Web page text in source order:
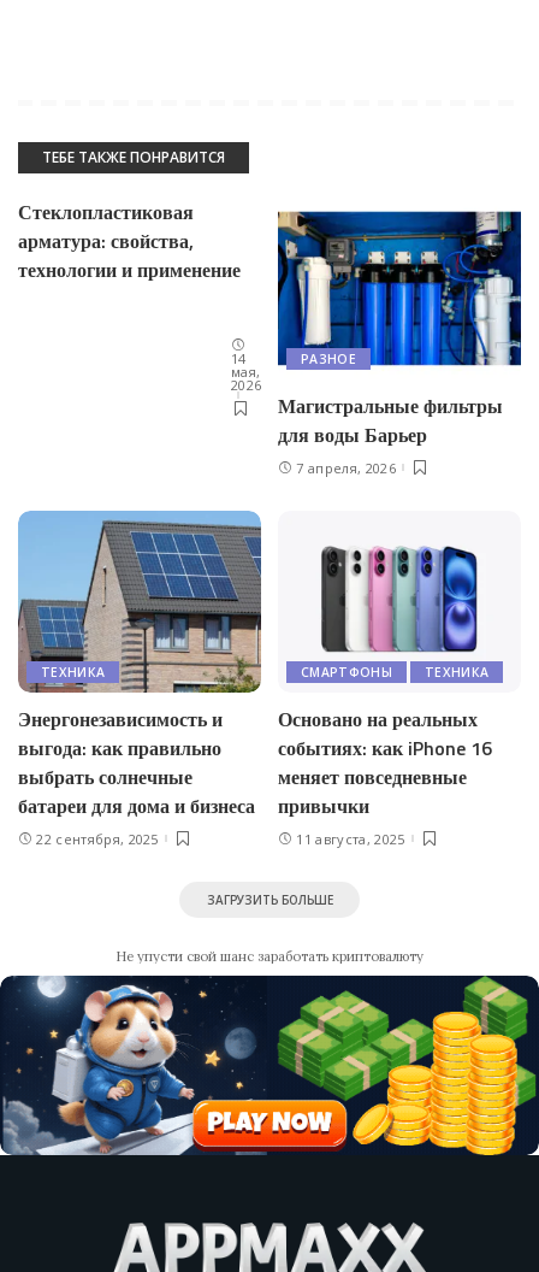
ТЕБЕ ТАКЖЕ ПОНРАВИТСЯ
Стеклопластиковая
арматура: свойства,
технологии и применение
14
мая,
2026
РАЗНОЕ
Магистральные фильтры
для воды Барьер
7 апреля, 2026
ТЕХНИКА
Энергонезависимость и
выгода: как правильно
выбрать солнечные
батареи для дома и бизнеса
22 сентября, 2025
СМАРТФОНЫ ТЕХНИКА
Основано на реальных
событиях: как iPhone 16
меняет повседневные
привычки
11 августа, 2025
ЗАГРУЗИТЬ БОЛЬШЕ
Не упусти свой шанс заработать криптовалюту